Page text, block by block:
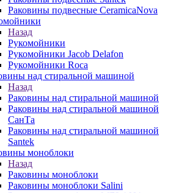
Раковины подвесные CeramicaNova
Назад
Рукомойники
Рукомойники Jacob Delafon
Рукомойники Roca
над стиральной машиной
Назад
Раковины над стиральной машиной
Раковины над стиральной машиной
СанТа
Раковины над стиральной машиной
Santek
моноблоки
Назад
Раковины моноблоки
Раковины моноблоки Salini